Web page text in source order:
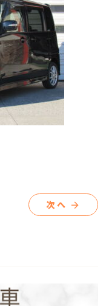
次へ arrow_forward